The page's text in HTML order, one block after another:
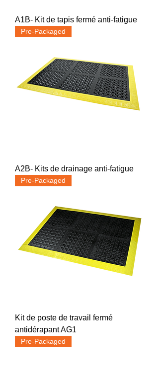
A1B- Kit de tapis fermé anti-fatigue
Pre-Packaged
A2B- Kits de drainage anti-fatigue
Pre-Packaged
Kit de poste de travail fermé
antidérapant AG1
Pre-Packaged